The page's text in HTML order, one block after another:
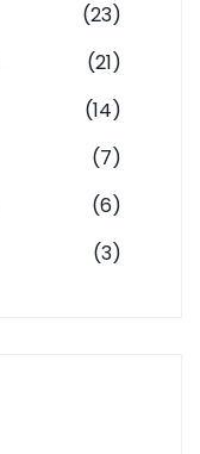
(23)
(21)
(14)
(7)
(6)
(3)